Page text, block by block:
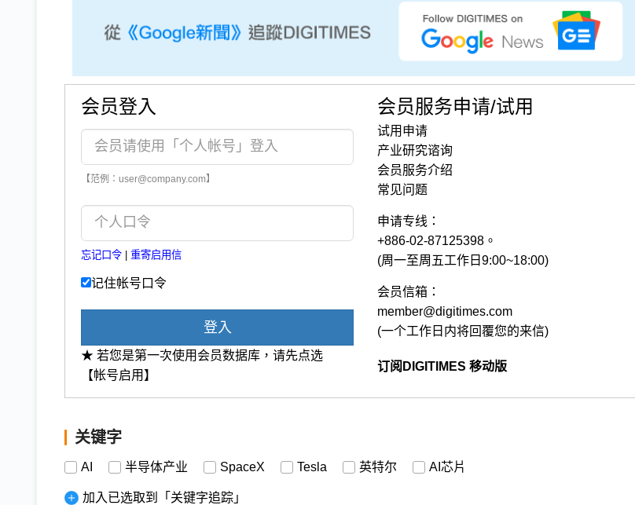
会员登入
【范例：user@company.com】
忘记口令 重寄启用信
记住帐号口令
登入
★ 若您是第一次使用会员数据库，请先点选
【帐号启用】
会员服务申请/试用
试用申请
产业研究谘询
会员服务介绍
常见问题
申请专线：
+886-02-87125398。
(周一至周五工作日9:00~18:00)
会员信箱：
member@digitimes.com
(一个工作日内将回覆您的来信)
订阅DIGITIMES 移动版
关键字
AI 半导体产业 SpaceX Tesla 英特尔 AI芯片
加入已选取到「关键字追踪」